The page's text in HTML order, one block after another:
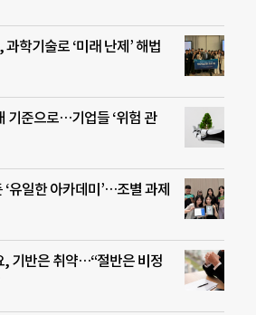
학기술로 ‘미래 난제’ 해법
기준으로…기업들 ‘위험 관
유일한 아카데미’…조별 과제
, 기반은 취약…“절반은 비정